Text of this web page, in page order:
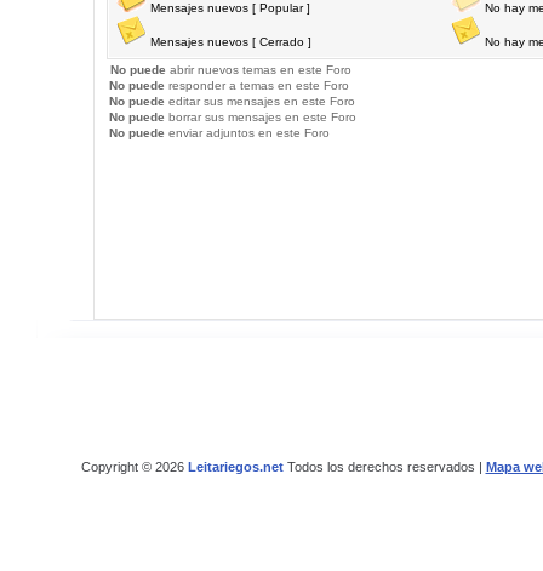
Mensajes nuevos [ Popular ]
Mensajes nuevos [ Cerrado ]
No hay
No hay
No puede abrir nuevos temas en este Foro
No puede responder a temas en este Foro
No puede editar sus mensajes en este Foro
No puede borrar sus mensajes en este Foro
No puede enviar adjuntos en este Foro
Copyright © 2026 Leitariegos.netTodos los derechos reservados | Mapa